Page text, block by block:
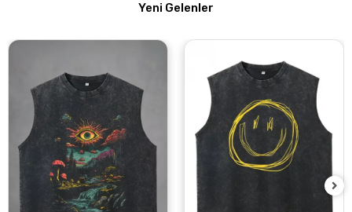
Yeni Gelenler